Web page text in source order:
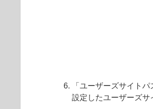
「ユーザーズサイト
設定したユーザーズサ